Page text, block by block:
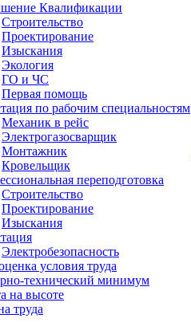
Квалификации
Строительство
Проектирование
Изыскания
Экология
ГО и ЧС
Первая помощь
по рабочим специальностям
Механик в рейс
Электрогазосварщик
Монтажник
Кровельщик
переподготовка
Строительство
Проектирование
Изыскания
Электробезопасность
условия труда
технический минимум
на высоте
труда